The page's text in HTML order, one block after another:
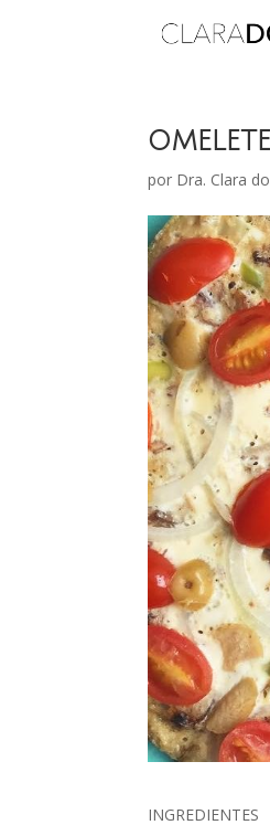
por Dra. Clara
INGREDIENTES